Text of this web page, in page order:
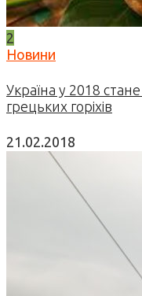
2
Новини
Україна у 2018
грецьких горіхів
21.02.2018